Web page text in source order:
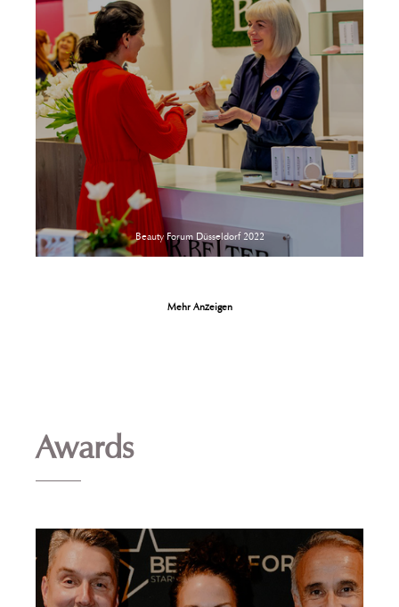
Beauty Forum Düsseldorf 2022
Mehr Anzeigen
Awards